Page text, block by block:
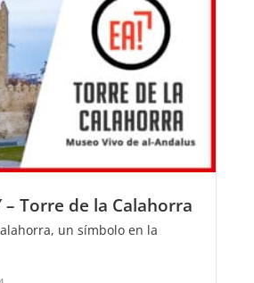
– Torre de la Calahorra
un símbolo en la